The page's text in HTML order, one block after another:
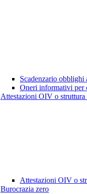
Scadenzario obblighi
Oneri informativi per
Attestazioni OIV o struttura
Attestazioni OIV o
Burocrazia zero